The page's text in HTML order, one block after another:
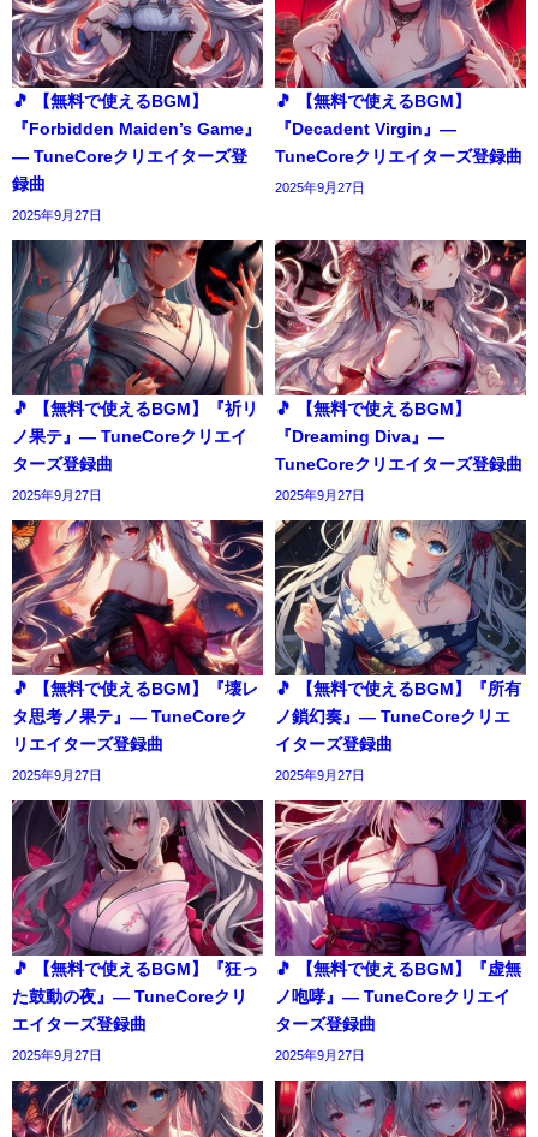
🎵 【無料で使えるBGM】
『Forbidden Maiden’s Game』
― TuneCoreクリエイターズ登
録曲
2025年9月27日
🎵 【無料で使えるBGM】
『Decadent Virgin』―
TuneCoreクリエイターズ登録曲
2025年9月27日
🎵 【無料で使えるBGM】『祈リ
ノ果テ』― TuneCoreクリエイ
ターズ登録曲
2025年9月27日
🎵 【無料で使えるBGM】
『Dreaming Diva』―
TuneCoreクリエイターズ登録曲
2025年9月27日
🎵 【無料で使えるBGM】『壊レ
タ思考ノ果テ』― TuneCoreク
リエイターズ登録曲
2025年9月27日
🎵 【無料で使えるBGM】『所有
ノ鎖幻奏』― TuneCoreクリエ
イターズ登録曲
2025年9月27日
🎵 【無料で使えるBGM】『狂っ
た鼓動の夜』― TuneCoreクリ
エイターズ登録曲
2025年9月27日
🎵 【無料で使えるBGM】『虚無
ノ咆哮』― TuneCoreクリエイ
ターズ登録曲
2025年9月27日